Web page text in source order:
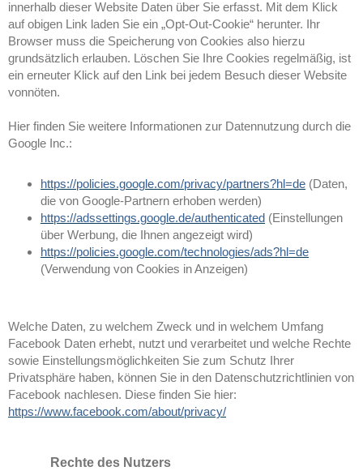
innerhalb dieser Website Daten über Sie erfasst. Mit dem Klick
auf obigen Link laden Sie ein „Opt-Out-Cookie“ herunter. Ihr
Browser muss die Speicherung von Cookies also hierzu
grundsätzlich erlauben. Löschen Sie Ihre Cookies regelmäßig, ist
ein erneuter Klick auf den Link bei jedem Besuch dieser Website
vonnöten.
Hier finden Sie weitere Informationen zur Datennutzung durch die
Google Inc.:
https://policies.google.com/privacy/partners?hl=de (Daten,
die von Google-Partnern erhoben werden)
https://adssettings.google.de/authenticated (Einstellungen
über Werbung, die Ihnen angezeigt wird)
https://policies.google.com/technologies/ads?hl=de
(Verwendung von Cookies in Anzeigen)
Welche Daten, zu welchem Zweck und in welchem Umfang
Facebook Daten erhebt, nutzt und verarbeitet und welche Rechte
sowie Einstellungsmöglichkeiten Sie zum Schutz Ihrer
Privatsphäre haben, können Sie in den Datenschutzrichtlinien von
Facebook nachlesen. Diese finden Sie hier:
https://www.facebook.com/about/privacy/
Rechte des Nutzers